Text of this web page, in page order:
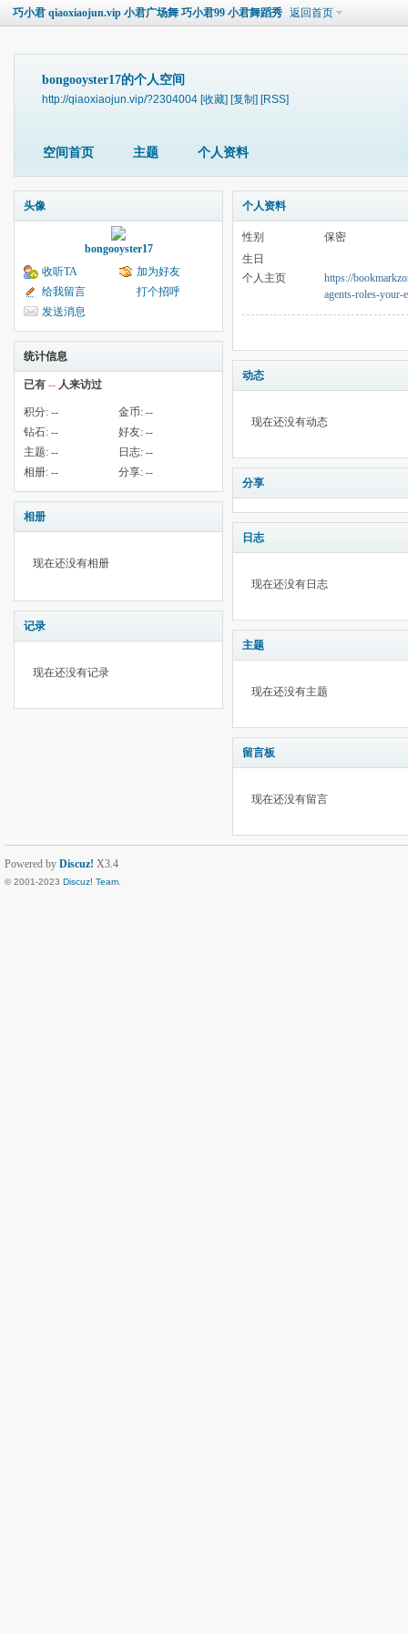
巧小君 qiaoxiaojun.vip 小君广场舞 巧小君99 小君舞蹈秀 返回首页
bongooyster17的个人空间
http://qiaoxiaojun.vip/?2304004 [收藏] [复制] [RSS]
空间首页 主题 个人资料
头像
bongooyster17
收听TA
加为好友
给我留言
打个招呼
发送消息
统计信息
已有 -- 人来访过
积分: -- 金币: --
钻石: -- 好友: --
主题: -- 日志: --
相册: -- 分享: --
相册
现在还没有相册
记录
现在还没有记录
个人资料
性别
保密
生日
个人主页
https://
agents-roles-your-
动态
现在还没有动态
分享
日志
现在还没有日志
主题
现在还没有主题
留言板
现在还没有留言
Powered by Discuz! X3.4
© 2001-2023 Discuz! Team